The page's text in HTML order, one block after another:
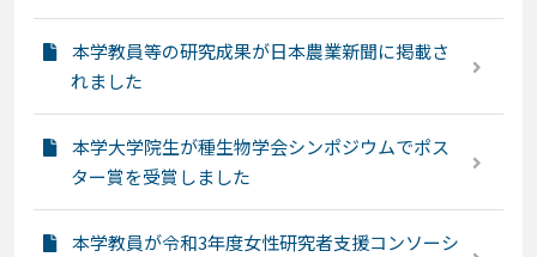
本学教員等の研究成果が日本農業新聞に掲載さ
れました
本学大学院生が種生物学会シンポジウムでポス
ター賞を受賞しました
本学教員が令和3年度女性研究者支援コンソーシ